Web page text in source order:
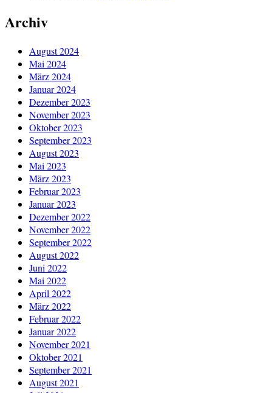
Archiv
August 2024
Mai 2024
März 2024
Januar 2024
Dezember 2023
November 2023
Oktober 2023
September 2023
August 2023
Mai 2023
März 2023
Februar 2023
Januar 2023
Dezember 2022
November 2022
September 2022
August 2022
Juni 2022
Mai 2022
April 2022
März 2022
Februar 2022
Januar 2022
November 2021
Oktober 2021
September 2021
August 2021